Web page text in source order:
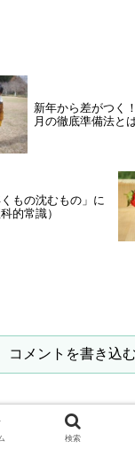
新年から差がつく
月の徹底準備法と
もの沈むもの」に
的常識）
コメントを書き込む
検索